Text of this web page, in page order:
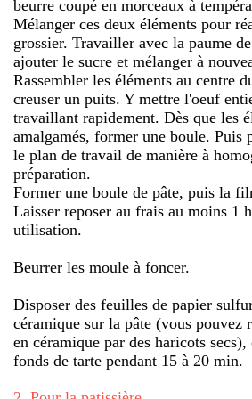
beurre coupé en morceaux à
Mélanger ces deux éléments pour
grossier. Travailler avec la paume
ajouter le sucre et mélanger à
Rassembler les éléments au centre
creuser un puits. Y mettre l'oeuf
travaillant rapidement. Dès que les
amalgamés, former une boule. Puis
le plan de travail de manière à
préparation.
Former une boule de pâte, puis la
Laisser reposer au frais au moins 1
utilisation.
Beurrer les moule à foncer.
Disposer des feuilles de papier
céramique sur la pâte (vous pouvez
en céramique par des haricots
fonds de tarte pendant 15 à 20 min.